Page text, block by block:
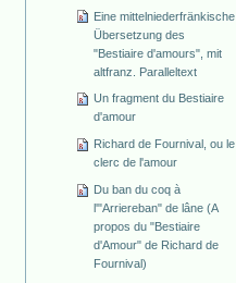
Eine mittelniederfränkische
Übersetzung des
"Bestiaire d'amours", mit
altfranz. Paralleltext
Un fragment du Bestiaire
d'amour
Richard de Fournival, ou le
clerc de l'amour
Du ban du coq à
l'"Arriereban" de lâne (A
propos du "Bestiaire
d'Amour" de Richard de
Fournival)